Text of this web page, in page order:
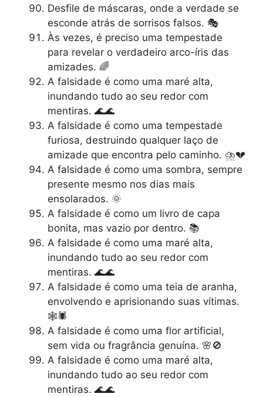
Desfile de máscaras, onde a verdade se
esconde atrás de sorrisos falsos. 🎭
Às vezes, é preciso uma tempestade
para revelar o verdadeiro arco-íris das
amizades. 🌈
A falsidade é como uma maré alta,
inundando tudo ao seu redor com
mentiras. 🌊🌊
A falsidade é como uma tempestade
furiosa, destruindo qualquer laço de
amizade que encontra pelo caminho. ⛈️💔
A falsidade é como uma sombra, sempre
presente mesmo nos dias mais
ensolarados. 🌞
A falsidade é como um livro de capa
bonita, mas vazio por dentro. 📚
A falsidade é como uma maré alta,
inundando tudo ao seu redor com
mentiras. 🌊🌊
A falsidade é como uma teia de aranha,
envolvendo e aprisionando suas vítimas.
🕸️🕷️
A falsidade é como uma flor artificial,
sem vida ou fragrância genuína. 🌸🚫
A falsidade é como uma maré alta,
inundando tudo ao seu redor com
mentiras. 🌊🌊